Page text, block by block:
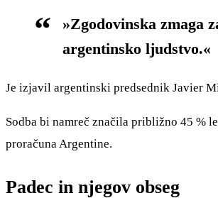
»Zgodovinska zmaga
argentinsko ljudstvo.«
Je izjavil argentinski predsednik Javier
Sodba bi namreč značila približno 45 %
proračuna Argentine.
Padec in njegov obseg